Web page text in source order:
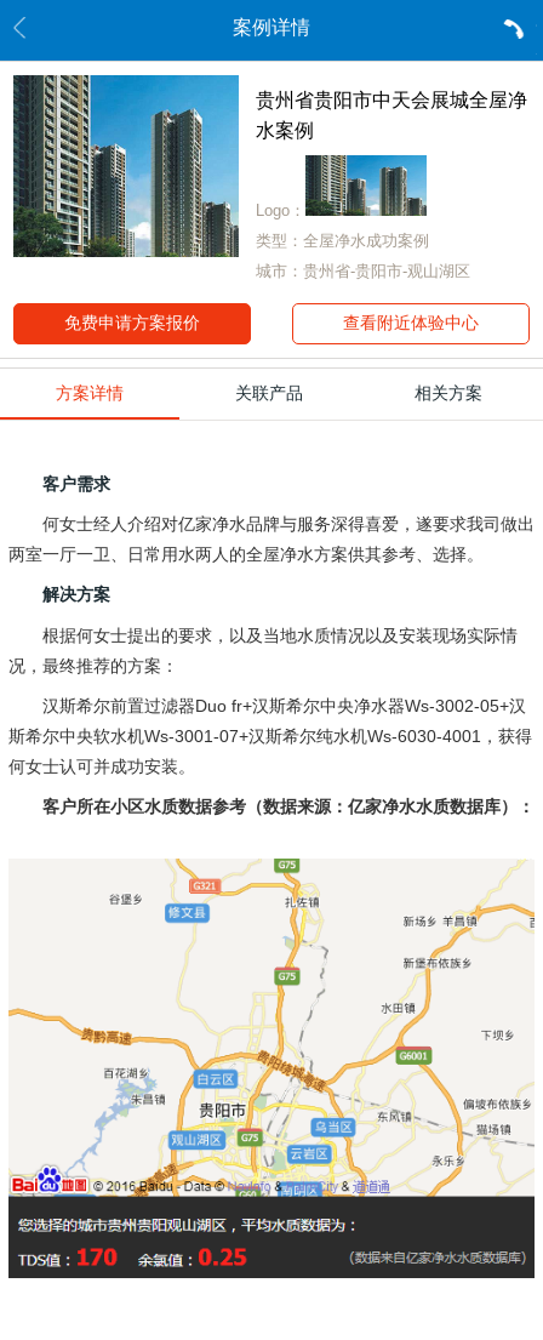
案例详情
贵州省贵阳市中天会展城全屋净
水案例
Logo：
类型：全屋净水成功案例
城市：贵州省-贵阳市-观山湖区
免费申请方案报价 查看附近体验中心
方案详情 关联产品 相关方案
客户需求
何女士经人介绍对亿家净水品牌与服务深得喜爱，遂要求我司做出
两室一厅一卫、日常用水两人的全屋净水方案供其参考、选择。
解决方案
根据何女士提出的要求，以及当地水质情况以及安装现场实际情
况，最终推荐的方案：
汉斯希尔前置过滤器Duo fr+汉斯希尔中央净水器Ws-3002-05+汉
斯希尔中央软水机Ws-3001-07+汉斯希尔纯水机Ws-6030-4001 ，获得
何女士认可并成功安装。
客户所在小区水质数据参考（数据来源：亿家净水水质数据库）：